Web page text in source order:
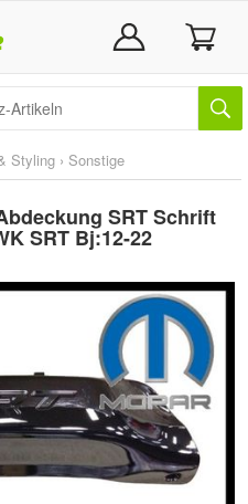
Styling › Sonstige
SRT Schrift
SRT Bj:12-22